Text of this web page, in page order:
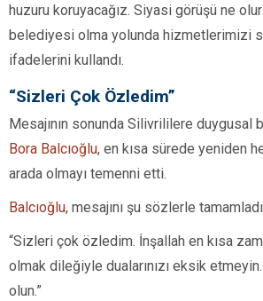
huzuru koruyacağız. Siyasi görüşü ne
belediyesi olma yolunda hizmetlerimizi
ifadelerini kullandı.
“Sizleri Çok Özledim”
Mesajının sonunda Silivrililere duygusal
Bora Balcıoğlu, en kısa sürede yeniden
arada olmayı temenni etti.
Balcıoğlu, mesajını şu sözlerle
“Sizleri çok özledim. İnşallah en kısa
olmak dileğiyle dualarınızı eksik
olun.”